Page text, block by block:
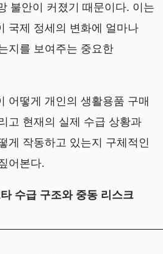
불안이 커졌기 때문이다. 이는
국제 정세의 변화에 얼마나
지를 보여주는 중요한
어떻게 개인의 생활용품 구매
고 현재의 실제 수급 상황과
게 작동하고 있는지 구체적인
어본다.
수급 구조와 중동 리스크